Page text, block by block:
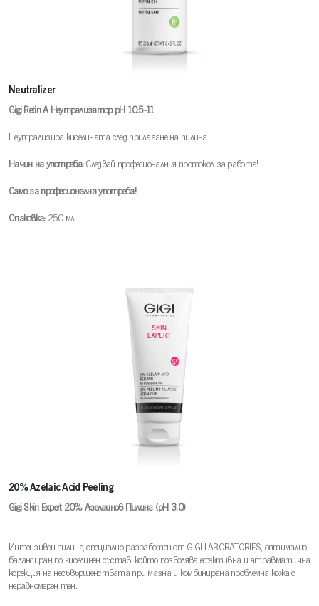
Neutralizer
Gigi Retin A Неутрализатор pH 10.5-11
Неутрализира киселината след прилагане на пилинг.
Начин на употреба:Следвай професионалния протокол за работа!
Само за професионална употреба!
Опаковка:250 мл
20% Azelaic Acid Peeling
Gigi Skin Expert 20% Азелаинов Пилинг (pH 3.0)
Интензивен пилинг, специално разработен от GIGI LABORATORIES, оптимално
балансиран по киселинен състав, който позволява ефективна и атравматична
корекция на несъвършенствата при мазна и комбинирана проблемна кожа с
неравномерен тен.